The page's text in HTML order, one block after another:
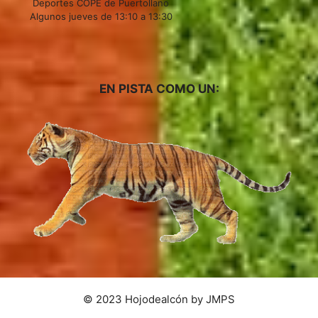
Deportes COPE de Puertollano
Algunos jueves de 13:10 a 13:30
EN PISTA COMO UN:
© 2023 Hojodealcón by JMPS